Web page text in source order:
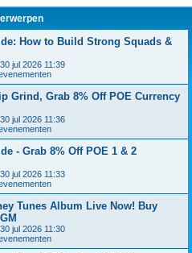
How to Build Strong Squads &
30 jul 2026 11:39
Grind, Grab 8% Off POE Currency
30 jul 2026 11:36
- Grab 8% Off POE 1 & 2
30 jul 2026 11:33
Tunes Album Live Now! Buy
30 jul 2026 11:30